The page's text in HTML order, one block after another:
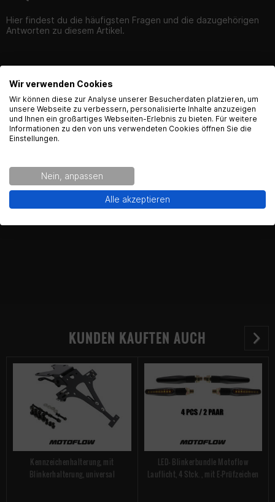
Hier findest du die häufigsten Fragen und die dazugehörigen
Antworten zu diesem Artikel.
Produktsicherheit
Gearparts GmbH
Im Langgewann 5-7
65719 Hofheim am Taunus
KUNDEN KAUFTEN AUCH
Kennzeichenhalterung, mit
Blinkerhalterung, universal
LED- Blinkerbundle Motoflow
Lauflicht, 4 Stck. , mit E-Prüfzeichen
English Language recognized
Hey! Our Shop recognized that you are from USA.
Would you like to see the english Version of Radical
No thanks.
Wir verwenden Cookies
Wir können diese zur Analyse unserer Besucherdaten platzieren, um
unsere Webseite zu verbessern, personalisierte Inhalte anzuzeigen
und Ihnen ein großartiges Webseiten-Erlebnis zu bieten. Für weitere
Informationen zu den von uns verwendeten Cookies öffnen Sie die
Einstellungen.
Nein, anpassen
Alle akzeptieren